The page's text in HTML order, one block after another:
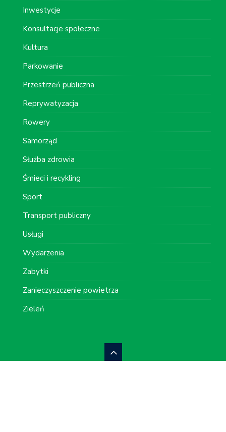
Inwestycje
Konsultacje społeczne
Kultura
Parkowanie
Przestrzeń publiczna
Reprywatyzacja
Rowery
Samorząd
Służba zdrowia
Śmieci i recykling
Sport
Transport publiczny
Usługi
Wydarzenia
Zabytki
Zanieczyszczenie powietrza
Zieleń